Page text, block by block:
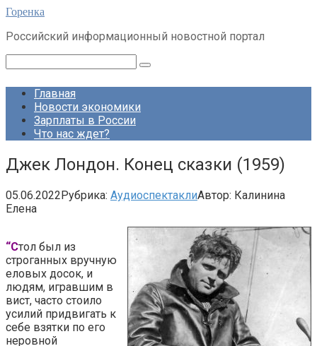
Перейти
контенту
Горенка
Российский информационный новостной портал
Главная
Новости экономики
Зарплаты в России
Что нас ждет?
Джек Лондон. Конец сказки (1959)
05.06.2022Рубрика: АудиоспектаклиАвтор: Калинина
Елена
“Стол был из
строганных вручную
еловых досок, и
людям, игравшим в
вист, часто стоило
усилий придвигать к
себе взятки по его
неровной